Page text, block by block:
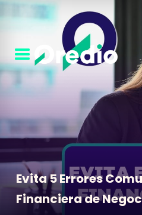
Evita 5 Errores
Financiera de